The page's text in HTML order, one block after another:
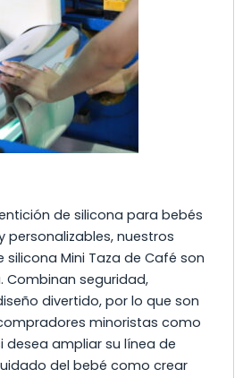
de silicona para bebés
personalizables, nuestros
Mini Taza de Café son
Combinan seguridad,
divertido, por lo que son
minoristas como
desea ampliar su línea de
del bebé como crear